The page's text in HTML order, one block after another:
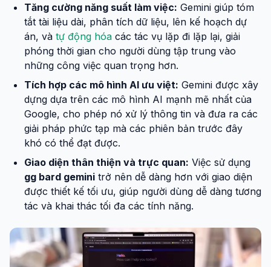
Tăng cường năng suất làm việc: Gemini giúp tóm
tắt tài liệu dài, phân tích dữ liệu, lên kế hoạch dự
án, và tự động hóa các tác vụ lặp đi lặp lại, giải
phóng thời gian cho người dùng tập trung vào
những công việc quan trọng hơn.
Tích hợp các mô hình AI ưu việt: Gemini được xây
dựng dựa trên các mô hình AI mạnh mẽ nhất của
Google, cho phép nó xử lý thông tin và đưa ra các
giải pháp phức tạp mà các phiên bản trước đây
khó có thể đạt được.
Giao diện thân thiện và trực quan: Việc sử dụng
gg bard gemini trở nên dễ dàng hơn với giao diện
được thiết kế tối ưu, giúp người dùng dễ dàng tương
tác và khai thác tối đa các tính năng.